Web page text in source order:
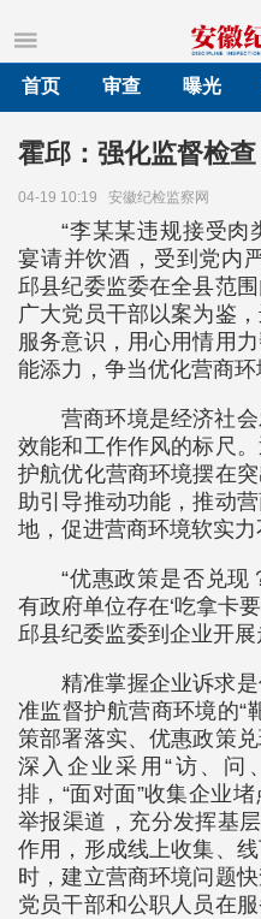
首页
审查 曝光
霍邱：强化监督检
04-19 10:19 安徽纪检监察网
“李某某违规接受肉
宴请并饮酒，受到党内
邱县纪委监委在全县范
广大党员干部以案为鉴
服务意识，用心用情用
能添力，争当优化营商环
营商环境是经济社
效能和工作作风的标尺
护航优化营商环境摆在
助引导推动功能，推动
地，促进营商环境软实力
“优惠政策是否兑现
有政府单位存在‘吃拿卡
邱县纪委监委到企业开展
精准掌握企业诉求
准监督护航营商环境的“
策部署落实、优惠政策
深入企业采用“访、问
排，“面对面”收集企业
举报渠道，充分发挥基
作用，形成线上收集、
时，建立营商环境问题
党员干部和公职人员在